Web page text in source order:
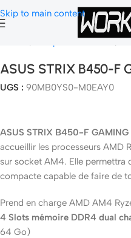
Skip to main content
Composants Gamer
ASUS STRIX B450-F
UGS : 90MB0YS0-M0EAY0
ASUS STRIX B450-F GAMING
accueillir les processeurs AMD
sur socket AM4. Elle permettra
compacte capable de faire de
Prend en charge AMD AM4
4 Slots mémoire DDR4 dual
64 Go)